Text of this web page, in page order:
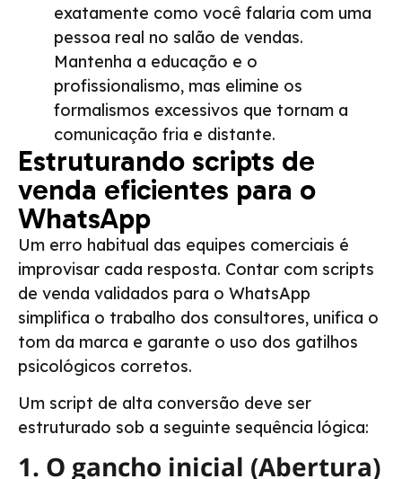
exatamente como você falaria com uma
pessoa real no salão de vendas.
Mantenha a educação e o
profissionalismo, mas elimine os
formalismos excessivos que tornam a
comunicação fria e distante.
Estruturando scripts de
venda eficientes para o
WhatsApp
Um erro habitual das equipes comerciais é
improvisar cada resposta. Contar com scripts
de venda validados para o WhatsApp
simplifica o trabalho dos consultores, unifica o
tom da marca e garante o uso dos gatilhos
psicológicos corretos.
Um script de alta conversão deve ser
estruturado sob a seguinte sequência lógica:
1. O gancho inicial (Abertura)